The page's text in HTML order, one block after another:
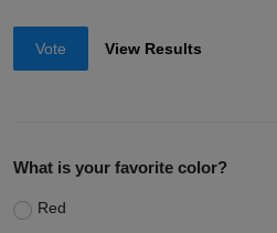
Vote View Results
What is your favorite color?
Red